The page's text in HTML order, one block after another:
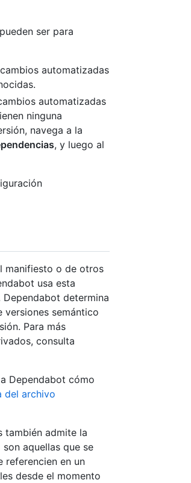
ser para
automatizadas
automatizadas
ninguna
navega a la
, y luego al
manifiesto o de otros
usa esta
determina
versiones semántico
Para más
consulta
Dependabot cómo
del archivo
también admite la
aquellas que se
referencien en un
desde el momento